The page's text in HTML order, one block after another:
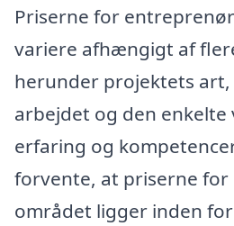
Priserne for
variere afhængigt af
herunder projektets
arbejdet og den enkelte
erfaring og
forvente, at priserne
området ligger inden